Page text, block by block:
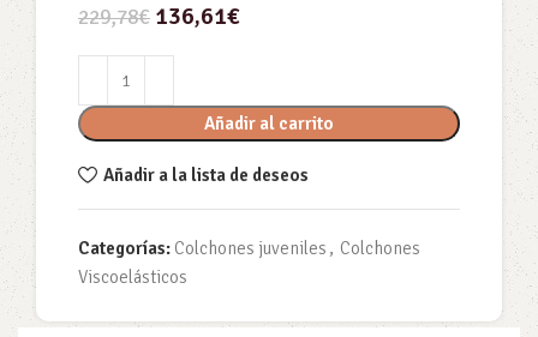
229,78€ 136,61€
Añadir al carrito
Añadir a la lista de deseos
Categorías: Colchones juveniles , Colchones
Viscoelásticos